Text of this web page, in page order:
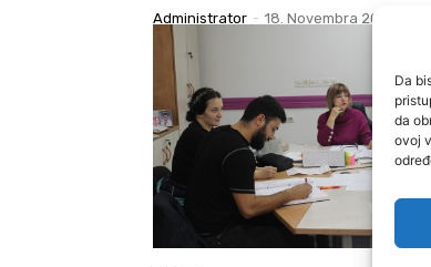
Da
da
ovoj
Administrator - 18. Novembra 2023.